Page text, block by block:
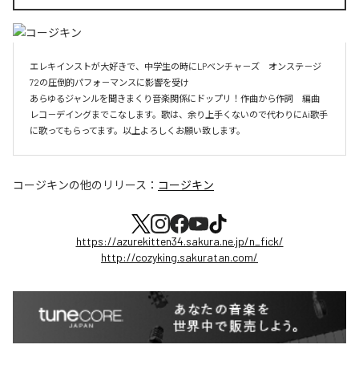
エレキインストが大好きで、中学生の時にLPベンチャ－ズ　オンステ－ジ
72の圧倒的パフォ－マンスに影響を受け
あらゆるジャンルを聞きまくり音楽関係にドップリ！作曲から作詞　編曲
レコ－デイングまでこなします。歌は、余り上手くないので代わりにAi歌手
に歌ってもらってます。以上よろしくお願い致します。
コージキンの他のリリース： コージキン
https://azurekitten34.sakura.ne.jp/n_fick/
http://cozyking.sakuratan.com/